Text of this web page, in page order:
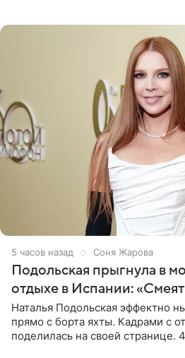
5 часов назад Соня Жарова
Подольская прыгнула в
отдыхе в Испании:
Наталья Подольская эффектно
прямо с борта яхты. Кадрами с
поделилась на своей странице.